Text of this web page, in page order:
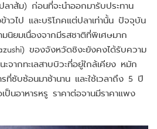
าส้ม) ก่อนที่จะนำออกมารับประทาน
าวไป และบริโภคแต่ปลาเท่านั้น ปัจจุบัน
มนิยมเนื่องจากมีรสชาติที่พิเศษมาก
ของจังหวัดชิงะยังคงได้รับความ
จากทะเลสาบบิวะที่อยู่ใกล้เคียง หมัก
ที่ซับซ้อนมาช้านาน และใช้เวลาถึง 5 ปี
ป็นอาหารหรู ราคาต่อจานมีราคาแพง